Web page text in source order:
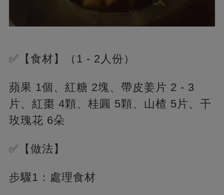
✅【食材】（1 - 2人份）
蘋果 1個、紅糖 2塊、帶皮姜片 2 - 3
片、紅棗 4顆、桂圓 5顆、山楂 5片、干
玫瑰花 6朵
✅【做法】
步驟1：處理食材